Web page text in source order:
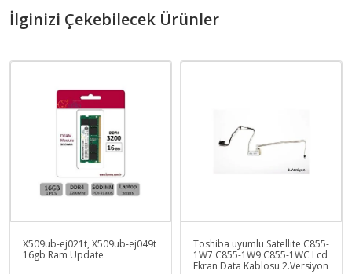
İlginizi Çekebilecek Ürünler
X509ub-ej021t, X509ub-ej049t
16gb Ram Update
Toshiba uyumlu Satellite C855-
1W7 C855-1W9 C855-1WC Lcd
Ekran Data Kablosu 2.Versiyon